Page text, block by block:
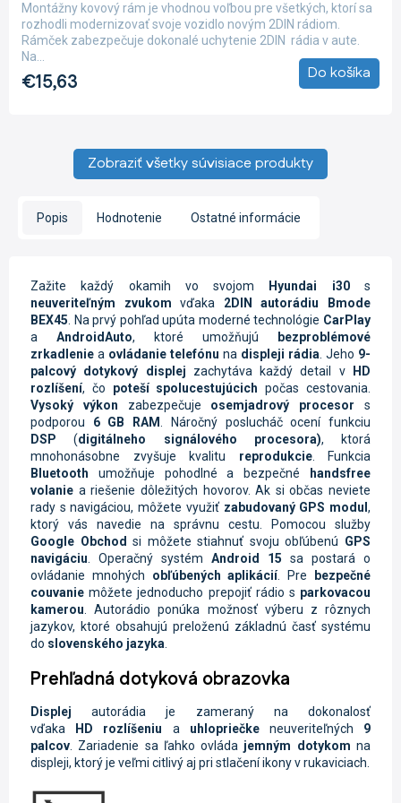
je
5,0
z
hviezdičiek.
€15,63 Do košíka
Montážny kovový rám je vhodnou voľbou pre všetkých, ktorí sa
rozhodli modernizovať svoje vozidlo novým 2DIN rádiom.
Rámček zabezpečuje dokonalé uchytenie 2DIN rádia v aute.
Na...
Zobraziť všetky súvisiace produkty
Popis Hodnotenie Ostatné informácie
Zažite každý okamih vo svojom Hyundai i30s
neuveriteľným zvukom vďaka 2DIN autorádiu Bmode
BEX45 . Na prvý pohľad upúta moderné technológie CarPlay
a AndroidAuto, ktoré umožňujú
bezproblémové
zrkadlenie a ovládanie telefónu na displeji rádia . Jeho 9-
palcový dotykový displej zachytáva každý detail v
HD
rozlíšení, čo poteší spolucestujúcich počas cestovania.
Vysoký výkon zabezpečuje osemjadrový procesor s
podporou 6 GB RAM
. Náročný poslucháč ocení funkciu
DSP (digitálneho signálového procesora), ktorá
mnohonásobne zvyšuje kvalitu reprodukcie. Funkcia
Bluetooth umožňuje pohodlné a bezpečné
handsfree
volanie a riešenie dôležitých hovorov. Ak si občas neviete
rady s navigáciou, môžete využiť zabudovaný GPS modul,
ktorý vás navedie na správnu cestu. Pomocou služby
Google Obchod si môžete stiahnuť svoju obľúbenú GPS
navigáciu . Operačný systém Android 15 sa postará o
ovládanie mnohých obľúbených aplikácií. Pre
bezpečné
couvanie môžete jednoducho prepojiť rádio s parkovacou
kamerou . Autorádio ponúka možnosť výberu z rôznych
jazykov, ktoré obsahujú preloženú základnú časť systému
do slovenského jazyka
Prehľadná dotyková obrazovka
Displejautorádia je zameraný na dokonalosť
vďaka
HD rozlíšeniu a uhlopriečkeneuveriteľných 9
palcov. Zariadenie sa ľahko ovláda jemným dotykomna
displeji, ktorý je veľmi citlivý aj pri stlačení ikony v rukaviciach.